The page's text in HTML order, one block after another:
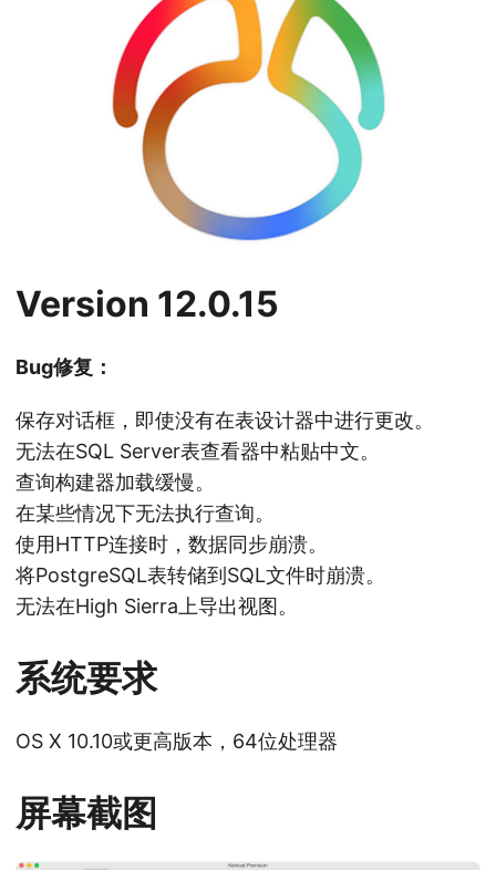
Version 12.0.15
Bug修复：
保存对话框，即使没有在表设计器中进行更改。
无法在SQL Server表查看器中粘贴中文。
查询构建器加载缓慢。
在某些情况下无法执行查询。
使用HTTP连接时，数据同步崩溃。
将PostgreSQL表转储到SQL文件时崩溃。
无法在High Sierra上导出视图。
系统要求
OS X 10.10或更高版本，64位处理器
屏幕截图